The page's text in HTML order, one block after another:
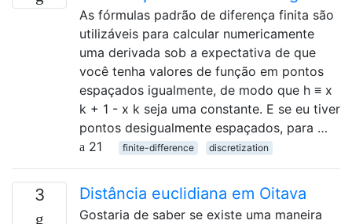
As fórmulas padrão de diferença finita são
utilizáveis ​​para calcular numericamente
uma derivada sob a expectativa de que
você tenha valores de função em pontos
espaçados igualmente, de modo que h ≡ x
k + 1 - x k seja uma constante. E se eu tiver
pontos desigualmente espaçados, para …
21
finite-difference discretization
3 Distância euclidiana em Oitava
Gostaria de saber se existe uma maneira